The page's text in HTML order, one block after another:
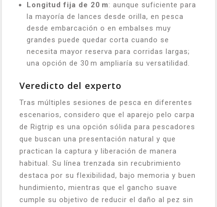
Longitud fija de 20 m: aunque suficiente para
la mayoría de lances desde orilla, en pesca
desde embarcación o en embalses muy
grandes puede quedar corta cuando se
necesita mayor reserva para corridas largas;
una opción de 30 m ampliaría su versatilidad.
Veredicto del experto
Tras múltiples sesiones de pesca en diferentes
escenarios, considero que el aparejo pelo carpa
de Rigtrip es una opción sólida para pescadores
que buscan una presentación natural y que
practican la captura y liberación de manera
habitual. Su línea trenzada sin recubrimiento
destaca por su flexibilidad, bajo memoria y buen
hundimiento, mientras que el gancho suave
cumple su objetivo de reducir el daño al pez sin